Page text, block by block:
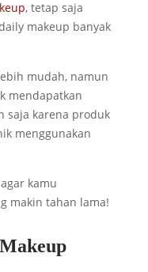
, tetap saja
makeup banyak
mudah, namun
mendapatkan
saja karena produk
menggunakan
kamu
makin tahan lama!